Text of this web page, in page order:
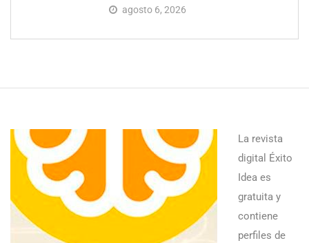
agosto 6, 2026
La revista
digital Éxito
Idea es
gratuita y
contiene
perfiles de